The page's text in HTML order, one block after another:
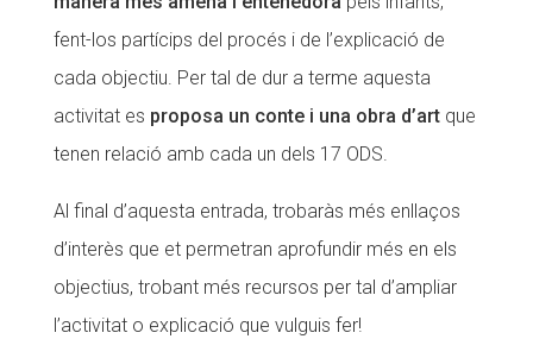
fent-los partícips del procés i de l’explicació de
cada objectiu. Per tal de dur a terme aquesta
activitat es proposa un conte i una obra d’artque
tenen relació amb cada un dels 17 ODS.
Al final d’aquesta entrada, trobaràs més enllaços
d’interès que et permetran aprofundir més en els
objectius, trobant més recursos per tal d’ampliar
l’activitat o explicació que vulguis fer!